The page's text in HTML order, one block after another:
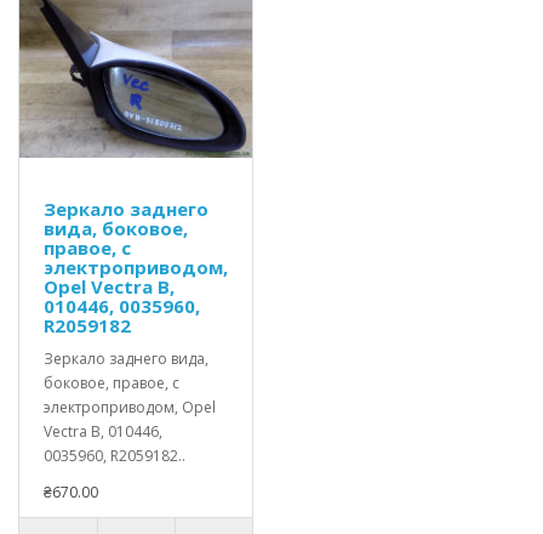
Зеркало заднего
вида, боковое,
правое, с
электроприводом,
Opel Vectra B,
010446, 0035960,
R2059182
Зеркало заднего вида,
боковое, правое, с
электроприводом, Opel
Vectra B, 010446,
0035960, R2059182..
₴670.00